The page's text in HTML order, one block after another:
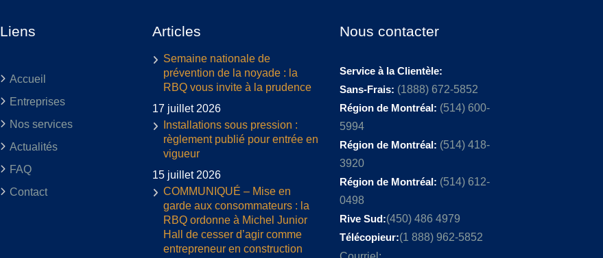
Liens
Accueil
Entreprises
Nos services
Actualités
FAQ
Contact
Articles
Semaine nationale de
prévention de la noyade : la
RBQ vous invite à la prudence
17 juillet 2026
Installations sous pression :
règlement publié pour entrée en
vigueur
15 juillet 2026
COMMUNIQUÉ – Mise en
garde aux consommateurs : la
RBQ ordonne à Michel Junior
Hall de cesser d’agir comme
entrepreneur en construction
Nous contacter
Service à la Clientèle:
Sans-Frais: (1888) 672-5852
Région de Montréal: (514) 600-
5994
Région de Montréal: (514) 418-
3920
Région de Montréal: (514) 612-
0498
Rive Sud:(450) 486 4979
Télécopieur:(1 888) 962-5852